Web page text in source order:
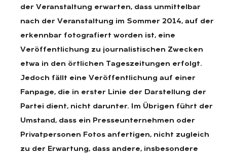
der Veranstaltung erwarten, dass unmittelbar
nach der Veranstaltung im Sommer 2014, auf der
erkennbar fotografiert worden ist, eine
Veröffentlichung zu journalistischen Zwecken
etwa in den örtlichen Tageszeitungen erfolgt.
Jedoch fällt eine Veröffentlichung auf einer
Fanpage, die in erster Linie der Darstellung der
Partei dient, nicht darunter. Im Übrigen führt der
Umstand, dass ein Presseunternehmen oder
Privatpersonen Fotos anfertigen, nicht zugleich
zu der Erwartung, dass andere, insbesondere